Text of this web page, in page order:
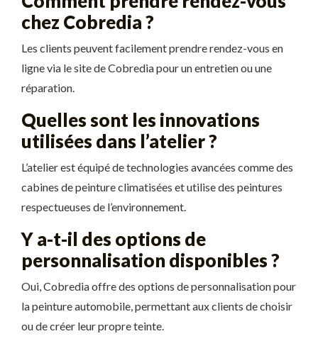
chez Cobredia ?
Les clients peuvent facilement prendre rendez-vous en
ligne via le site de Cobredia pour un entretien ou une
réparation.
Quelles sont les innovations
utilisées dans l’atelier ?
L’atelier est équipé de technologies avancées comme des
cabines de peinture climatisées et utilise des peintures
respectueuses de l’environnement.
Y a-t-il des options de
personnalisation disponibles ?
Oui, Cobredia offre des options de personnalisation pour
la peinture automobile, permettant aux clients de choisir
ou de créer leur propre teinte.